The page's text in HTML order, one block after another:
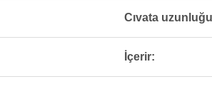
Cıvata
İçerir: